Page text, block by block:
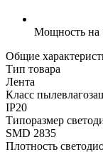
Мощность на
Общие
Тип товара
Лента
Класс
IP20
Типоразмер
SMD 2835
Плотность